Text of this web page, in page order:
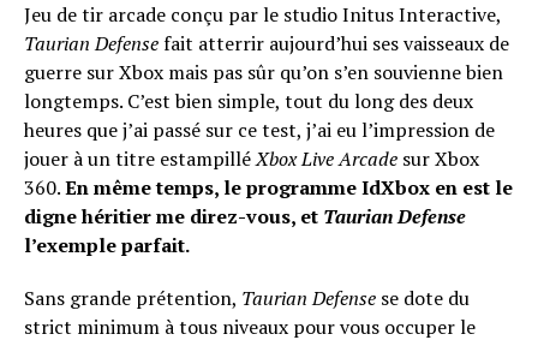
Jeu de tir arcade conçu par le studio Initus Interactive,
Taurian Defensefait atterrir aujourd’hui ses vaisseaux de
guerre sur Xbox mais pas sûr qu’on s’en souvienne bien
longtemps. C’est bien simple, tout du long des deux
heures que j’ai passé sur ce test, j’ai eu l’impression de
jouer à un titre estampilléXbox Live Arcade sur Xbox
360.En même temps, le programme IdXbox en est le
digne héritier me direz-vous, et Taurian Defense
l’exemple parfait.
Sans grande prétention, Taurian Defense se dote du
strict minimum à tous niveaux pour vous occuper le